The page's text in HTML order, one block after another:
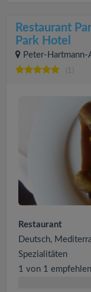
Restaurant
Park Hotel
Peter-
Restaurant
Deutsch,
Spezialitäten
1 von 1